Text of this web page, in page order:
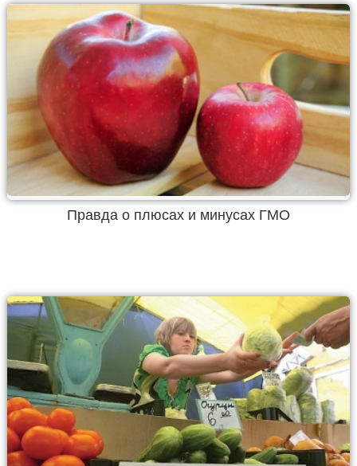
Правда о плюсах и минусах ГМО